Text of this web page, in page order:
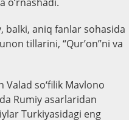
balki, aniq fanlar sohasida
tillarini, “Qur’on”ni va
Valad so‘filik Mavlono
Rumiy asarlaridan
Turkiyasidagi eng